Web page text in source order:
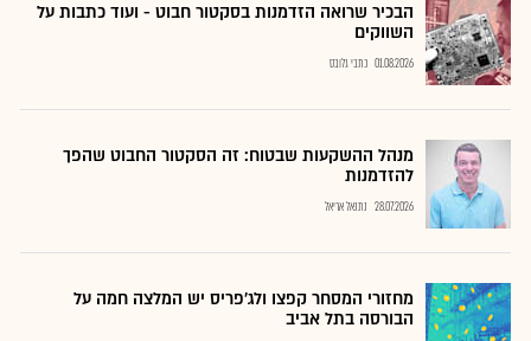
הבכיר שרואה הזדמנות בסקטור חבוט - ועוד כתבות על
השווקים
01.08.2026 כתבי גלובס
מנהל ההשקעות שבטוח: זה הסקטור החבוט שהפך
להזדמנות
28.07.2026 נתנאל אריאל
מחזורי המסחר קפצו ולג'פריס יש המלצה חמה על
הבורסה בתל אביב